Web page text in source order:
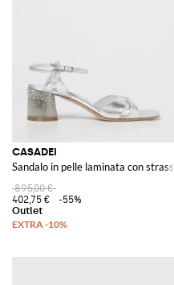
CASADEI
Sandalo in pelle laminata con strass
895,00 €
402,75 €
-55%